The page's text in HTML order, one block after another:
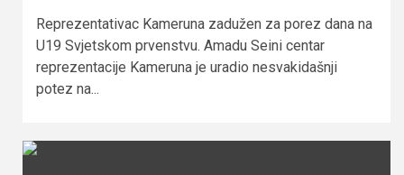
Reprezentativac Kameruna zadužen za porez dana na
U19 Svjetskom prvenstvu. Amadu Seini centar
reprezentacije Kameruna je uradio nesvakidašnji
potez na...